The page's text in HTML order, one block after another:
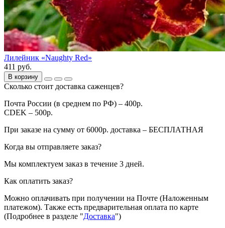
Лилейник «Naughty Red»
411 руб.
В корзину
Сколько стоит доставка саженцев?
Почта России (в среднем по РФ) – 400р.
CDEK – 500р.
При заказе на сумму от 6000р. доставка – БЕСПЛАТНАЯ
Когда вы отправляете заказ?
Мы комплектуем заказ в течение 3 дней.
Как оплатить заказ?
Можно оплачивать при получении на Почте (Наложенным
платежом). Также есть предварительная оплата по карте
(Подробнее в разделе "Доставка")